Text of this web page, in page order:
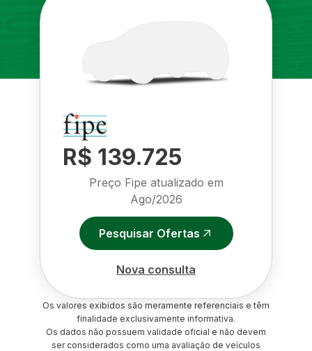
R$ 139.725
Preço Fipe atualizado em
Ago/2026
Pesquisar Ofertas
Nova consulta
Os valores exibidos são meramente referenciais e têm
finalidade exclusivamente informativa.
Os dados não possuem validade oficial e não devem
ser considerados como uma avaliação de veículos